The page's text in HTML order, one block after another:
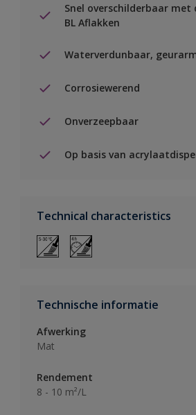
Snel overschilderbaar met
BL Aflakken
Waterverdunbaar,
Corrosiewerend
Onverzeepbaar
Op basis van
Technical characteristics
Technische informatie
Afwerking
Mat
Rendement
8 - 10 m²/L